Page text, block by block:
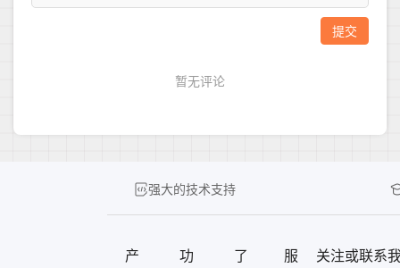
强大的技术支持
产
功
了
服
关注或联系